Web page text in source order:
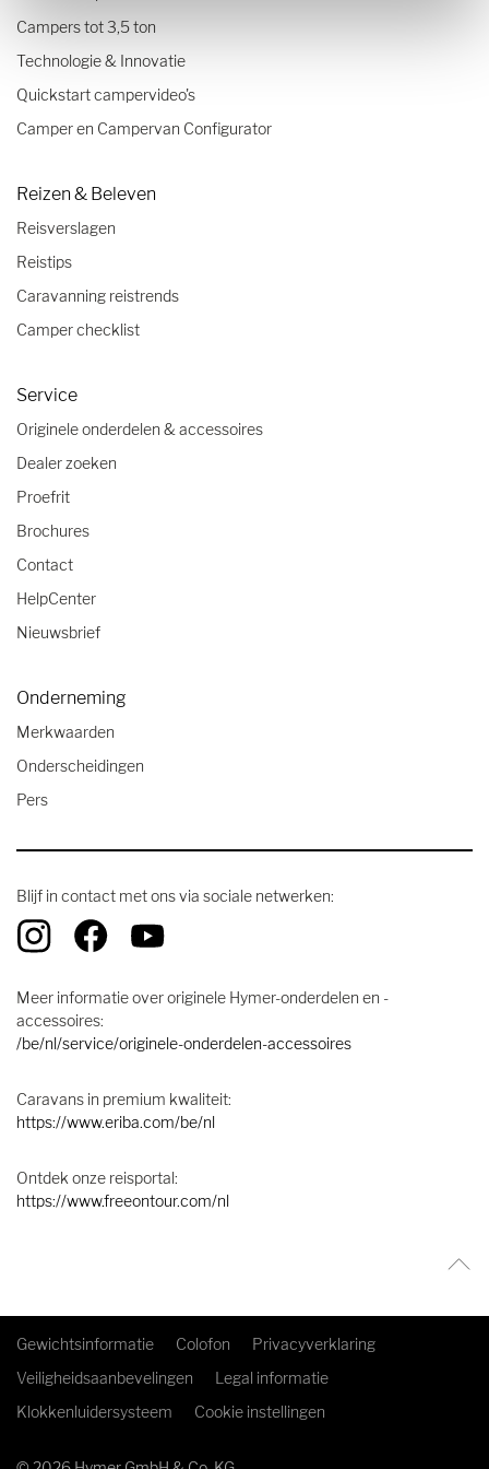
Campers tot 3,5 ton
Technologie & Innovatie
Quickstart campervideo's
Camper en Campervan Configurator
Reizen & Beleven
Reisverslagen
Reistips
Caravanning reistrends
Camper checklist
Service
Originele onderdelen & accessoires
Dealer zoeken
Proefrit
Brochures
Contact
HelpCenter
Nieuwsbrief
Onderneming
Merkwaarden
Onderscheidingen
Pers
Blijf in contact met ons via sociale netwerken:
Meer informatie over originele Hymer-onderdelen en -
accessoires:
/be/nl/service/originele-onderdelen-accessoires
Caravans in premium kwaliteit:
https://www.eriba.com/be/nl
Ontdek onze reisportal:
https://www.freeontour.com/nl
Gewichtsinformatie Colofon
Privacyverklaring
Veiligheidsaanbevelingen
Legal informatie
Klokkenluidersysteem
Cookie instellingen